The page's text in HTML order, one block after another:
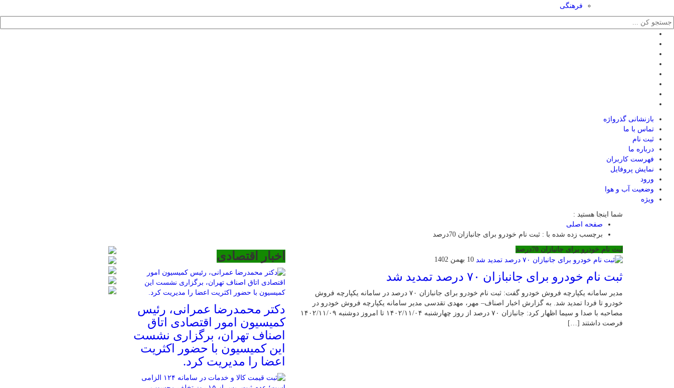
فرهنگی
بازنشانی گذرواژه
تماس با ما
ثبت نام
درباره ما
فهرست کاربران
نمایش پروفایل
ورود
وضعیت آب و هوا
ویژه
شما اینجا هستید :
صفحه اصلی
برچسب زده شده با : ثبت نام خودرو برای جانبازان 70درصد
ثبت نام خودرو برای جانبازان 70درصد
10 بهمن 1402
ثبت نام خودرو برای جانبازان ۷۰ درصد تمدید شد
مدیر سامانه یکپارچه فروش خودرو گفت: ثبت نام خودرو برای جانبازان ۷۰ درصد در سامانه یکپارچه فروش
خودرو تا فردا تمدید شد. به گزارش اخبار اصناف– مهر، مهدی تقدسی مدیر سامانه یکپارچه فروش خودرو در
مصاحبه با صدا و سیما اظهار کرد: جانبازان ۷۰ درصد از روز چهارشنبه ۱۴۰۲/۱۱/۰۴ تا امروز دوشنبه ۱۴۰۲/۱۱/۰۹
فرصت داشتند […]
اخبار اقتصادی
دکتر محمدرضا عمرانی، رئیس
کمیسیون امور اقتصادی اتاق
اصناف تهران، برگزاری نشست
این کمیسیون با حضور اکثریت
اعضا را مدیریت کرد.